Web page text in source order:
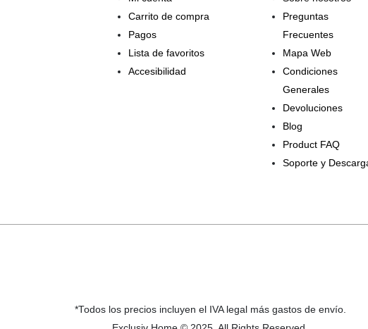
Carrito de compra
Pagos
Lista de favoritos
Accesibilidad
Preguntas
Frecuentes
Mapa Web
Condiciones
Generales
Devoluciones
Blog
Product FAQ
Soporte y
*Todos los precios incluyen el IVA legal más gastos de envío.